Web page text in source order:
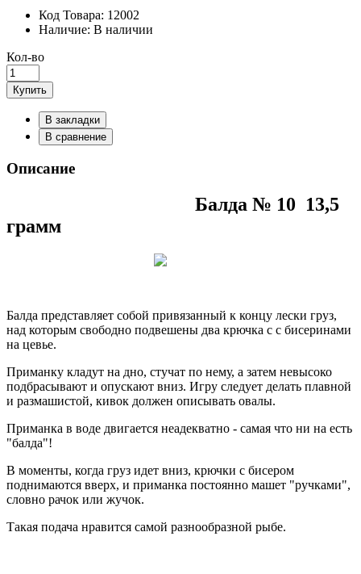
Код Товара: 12002
Наличие: В наличии
Кол-во
Купить
В закладки
В сравнение
Описание
Балда № 10 13,5
грамм
Балда представляет собой привязанный к концу лески груз,
над которым свободно подвешены два крючка с с бисеринами
на цевье.
Приманку кладут на дно, стучат по нему, а затем невысоко
подбрасывают и опускают вниз. Игру следует делать плавной
и размашистой, кивок должен описывать овалы.
Приманка в воде двигается неадекватно - самая что ни на есть
"балда"!
В моменты, когда груз идет вниз, крючки с бисером
поднимаются вверх, и приманка постоянно машет "ручками",
словно рачок или жучок.
Такая подача нравится самой разнообразной рыбе.